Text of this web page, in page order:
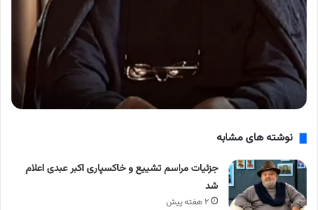
نوشته های مشابه
جزئیات مراسم تشییع و خاکسپاری اکبر عبدی اعلام
شد
۲ هفته پیش